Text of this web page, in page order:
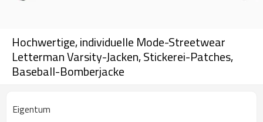
Hochwertige, individuelle Mode-Streetwear
Letterman Varsity-Jacken, Stickerei-Patches,
Baseball-Bomberjacke
Eigentum